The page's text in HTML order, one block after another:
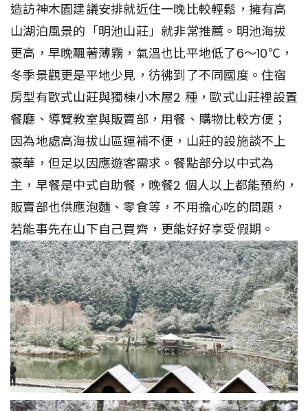
造訪神木園建議安排就近住一晚比較輕鬆，擁有高
山湖泊風景的「明池山莊」就非常推薦。明池海拔
更高，早晚飄著薄霧，氣溫也比平地低了6～10℃，
冬季景觀更是平地少見，彷彿到了不同國度。住宿
房型有歐式山莊與獨棟小木屋2 種，歐式山莊裡設置
餐廳、導覽教室與販賣部，用餐、購物比較方便；
因為地處高海拔山區運補不便，山莊的設施談不上
豪華，但足以因應遊客需求。餐點部分以中式為
主，早餐是中式自助餐，晚餐2 個人以上都能預約，
販賣部也供應泡麵、零食等，不用擔心吃的問題，
若能事先在山下自己買齊，更能好好享受假期。